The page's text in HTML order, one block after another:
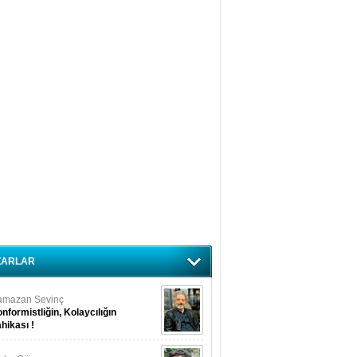
Sevinç
Kolaycılığın
!